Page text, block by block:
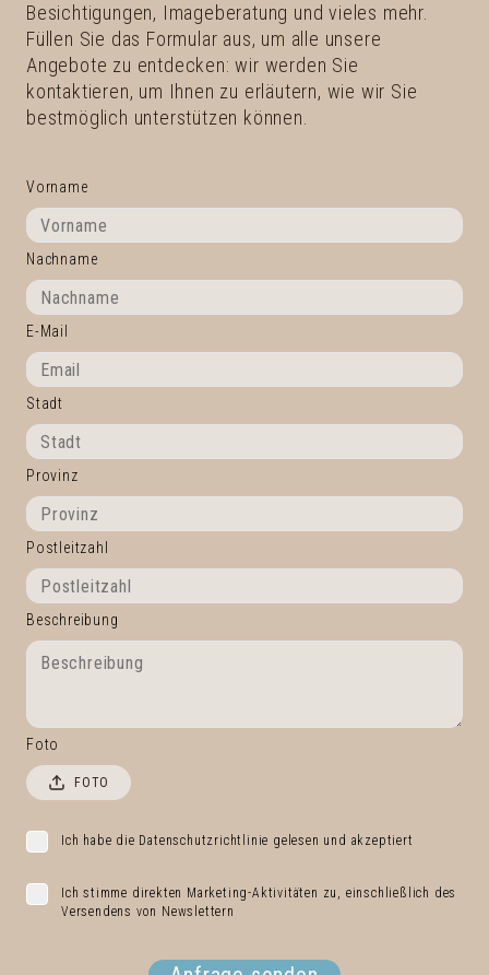
Besichtigungen, Imageberatung und vieles mehr.
Füllen Sie das Formular aus, um alle unsere
Angebote zu entdecken: wir werden Sie
kontaktieren, um Ihnen zu erläutern, wie wir Sie
bestmöglich unterstützen können.
Vorname
Nachname
E-Mail
Stadt
Provinz
Postleitzahl
Beschreibung
Foto
FOTO
Ich habe die Datenschutzrichtlinie gelesen und akzeptiert
Ich stimme direkten Marketing-Aktivitäten zu, einschließlich des
Versendens von Newslettern